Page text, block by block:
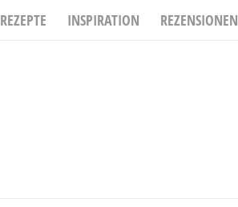
REZEPTE INSPIRATION REZENSIONEN